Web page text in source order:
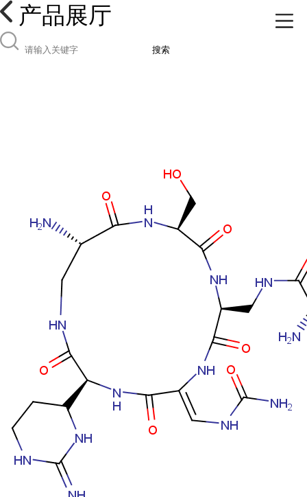
产品展厅
搜索